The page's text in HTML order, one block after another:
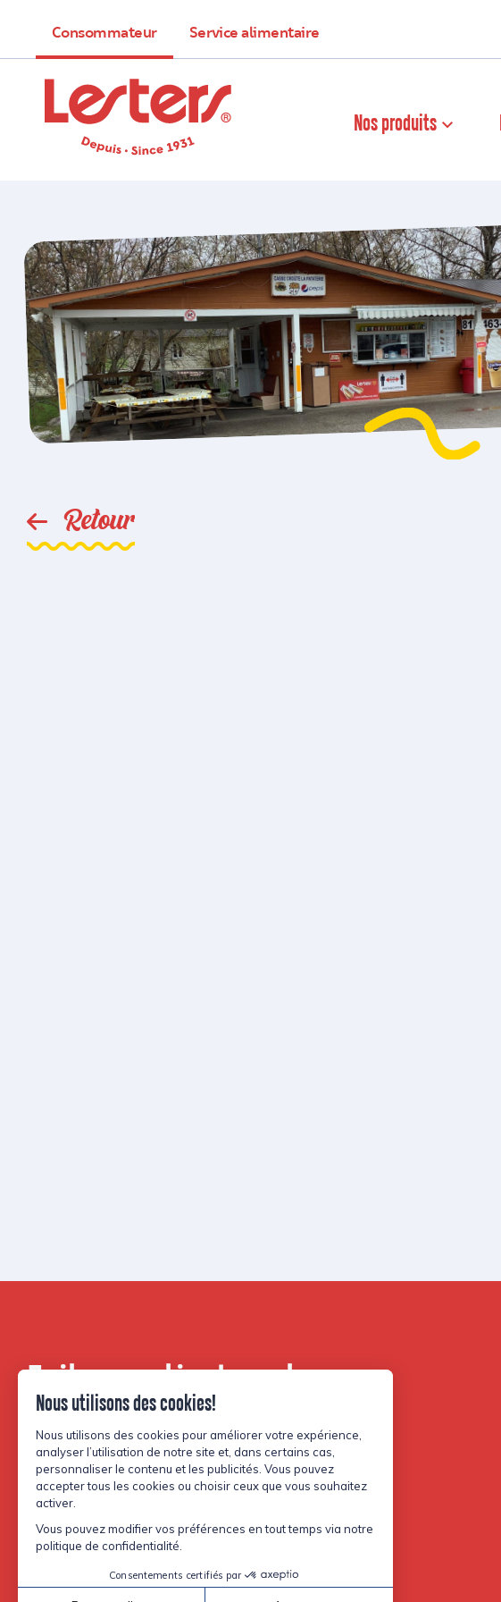
Consommateur Service alimentaire
Nos produits
Retour
Faites partie de notre
communauté.
Facebook Instagram TikTok